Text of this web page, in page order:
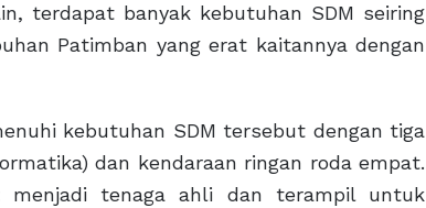
terdapat banyak kebutuhan SDM seiring
Patimban yang erat kaitannya dengan
kebutuhan SDM tersebut dengan tiga
dan kendaraan ringan roda empat.
menjadi tenaga ahli dan terampil untuk